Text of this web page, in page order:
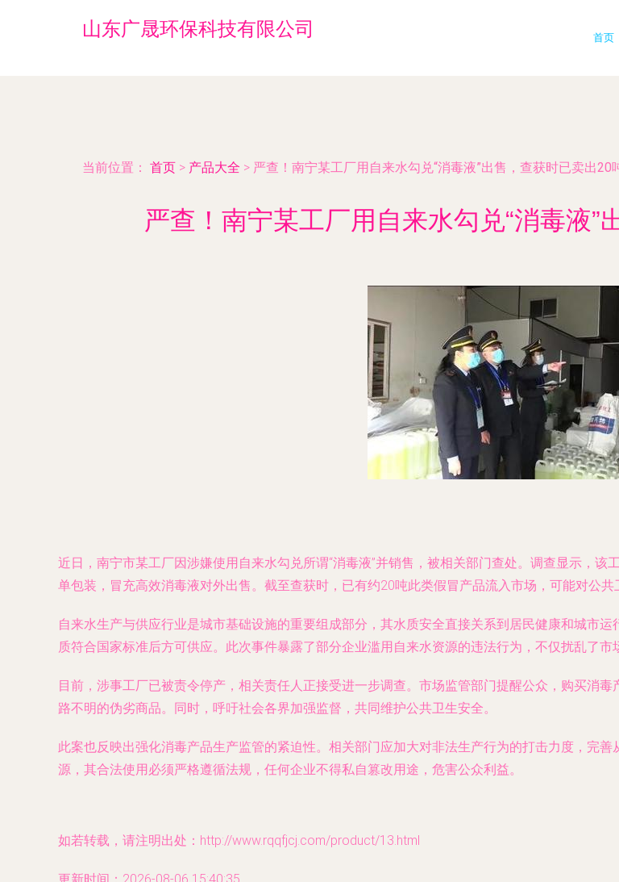
山东广晟环保科技有限公司 首页
当前位置： 首页 > 产品大全 > 严查！南宁某工厂用自来水勾兑“消毒液”出售，查获时已卖出20
严查！南宁某工厂用自来水勾兑“消毒液
近日，南宁市某工厂因涉嫌使用自来水勾兑所谓“消毒液”并销售，被相关部门查处。调查显示，
单包装，冒充高效消毒液对外出售。截至查获时，已有约20吨此类假冒产品流入市场，可能对公共
自来水生产与供应行业是城市基础设施的重要组成部分，其水质安全直接关系到居民健康和城市
质符合国家标准后方可供应。此次事件暴露了部分企业滥用自来水资源的违法行为，不仅扰乱了市
目前，涉事工厂已被责令停产，相关责任人正接受进一步调查。市场监管部门提醒公众，购买消
路不明的伪劣商品。同时，呼吁社会各界加强监督，共同维护公共卫生安全。
此案也反映出强化消毒产品生产监管的紧迫性。相关部门应加大对非法生产行为的打击力度，完
源，其合法使用必须严格遵循法规，任何企业不得私自篡改用途，危害公众利益。
如若转载，请注明出处：http://www.rqqfjcj.com/product/13.html